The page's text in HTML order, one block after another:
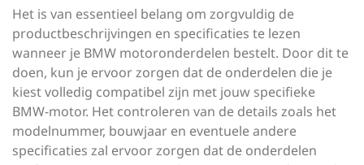
Het is van essentieel belang om zorgvuldig de
productbeschrijvingen en specificaties te lezen
wanneer je BMW motoronderdelen bestelt. Door dit te
doen, kun je ervoor zorgen dat de onderdelen die je
kiest volledig compatibel zijn met jouw specifieke
BMW-motor. Het controleren van de details zoals het
modelnummer, bouwjaar en eventuele andere
specificaties zal ervoor zorgen dat de onderdelen